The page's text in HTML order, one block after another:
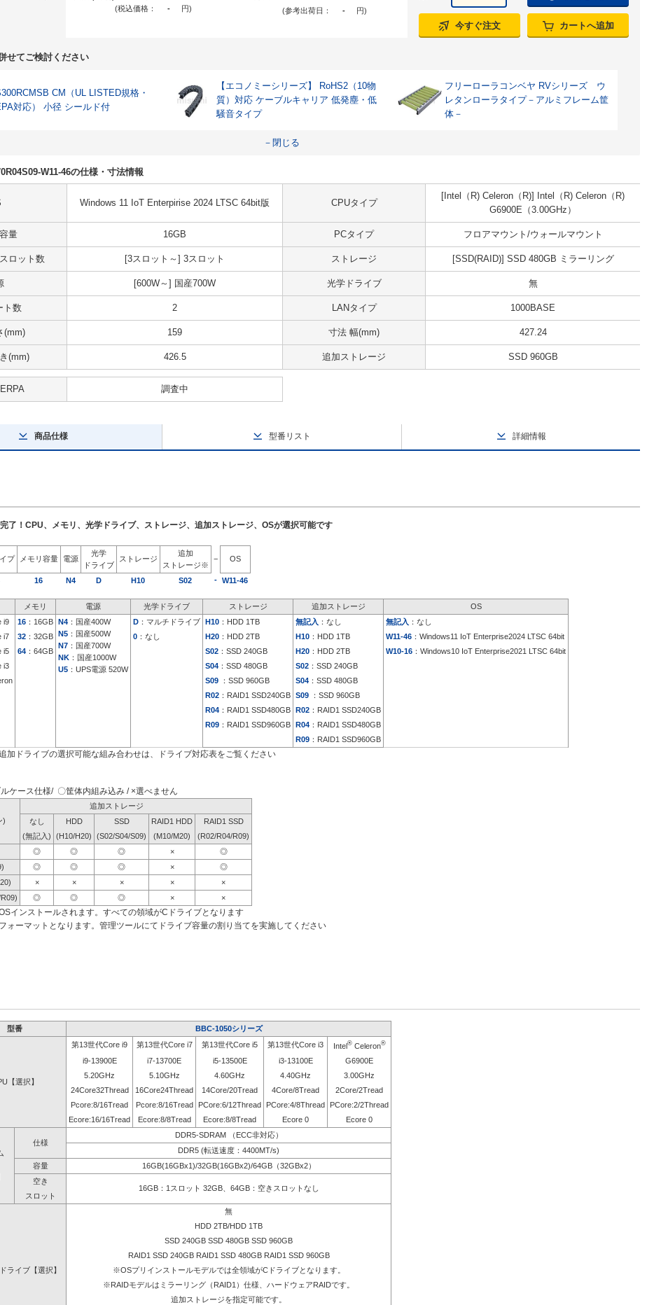
(税込価格： - 円) (参考出荷日： - 円)
今すぐ注文 カートへ追加
せてご検討ください
CM（UL LISTED規格・
対応） 小径 シールド付
【エコノミーシリーズ】 RoHS2（10物
質）対応 ケーブルキャリア 低発塵・低
騒音タイプ
フリーローラコンベヤ RVシリーズ ウ
レタンローラタイプ－アルミフレーム筐
体－
－閉じる
W11-46の仕様・寸法情報
Windows 11 IoT Enterpirise 2024 LTSC 64bit版 CPUタイプ
[Intel（R) Celeron（R)] Intel（R) Celeron（R)
G6900E（3.00GHz）
量 16GB PCタイプ フロアマウント/ウォールマウント
ロット数 [3スロット～] 3スロット ストレージ [SSD(RAID)] SSD 480GB ミラーリング
[600W～] 国産700W 光学ドライブ 無
ト数 2 LANタイプ 1000BASE
(mm) 159 寸法 幅(mm) 427.24
(mm) 426.5 追加ストレージ SSD 960GB
調査中
商品仕様 型番リスト 詳細情報
了！CPU、メモリ、光学ドライブ、ストレージ、追加ストレージ、OSが選択可能です
プ メモリ容量 電源
光学
ドライブ
ストレージ
追加
ストレージ※
− OS
16 N4 D H10 S02 - W11-46
メモリ 電源 光学ドライブ ストレージ 追加ストレージ OS
i9 16 ：16GB N4 ：国産400W
N5 ：国産500W
N7 ：国産700W
NK ：国産1000W
U5 ：UPS電源 520W
D ：マルチドライブ H10 ：HDD 1TB 無記入 ：なし 無記入 ：なし
i7 32 ：32GB 0 ：なし H20 ：HDD 2TB H10 ：HDD 1TB W11-46 ：Windows11 IoT Enterprise2024 LTSC 64bit
i5 64 ：64GB S02 ：SSD 240GB H20 ：HDD 2TB W10-16 ：Windows10 IoT Enterprise2021 LTSC 64bit
i3 S04 ：SSD 480GB S02 ：SSD 240GB
S09 ：SSD 960GB S04 ：SSD 480GB
R02 ：RAID1 SSD240GB S09 ：SSD 960GB
R04 ：RAID1 SSD480GB R02 ：RAID1 SSD240GB
R09 ：RAID1 SSD960GB R04 ：RAID1 SSD480GB
R09 ：RAID1 SSD960GB
加ドライブの選択可能な組み合わせは、ドライブ対応表をご覧ください
ケース仕様/ 〇筐体内組み込み / ×選べません
追加ストレージ
)
なし HDD SSD RAID1 HDD
RAID1 SSD
(無記入)
(H10/H20) (S02/S04/S09) (M10/M20)
(R02/R04/R09)
◎ ◎ ◎ ×
◎
◎ ◎ ◎ ×
◎
× × × ×
×
◎ ◎ ◎ × ×
インストールされます。すべての領域がCドライブとなります
ォーマットとなります。管理ツールにてドライブ容量の割り当てを実施してください
型番 BBC-1050シリーズ
【選択】
第13世代Core i9 第13世代Core i7 第13世代Core i5 第13世代Core i3 Intel®Celeron®
i9-13900E i7-13700E i5-13500E i3-13100E
G6900E
5.20GHz
5.10GHz 4.60GHz 4.40GHz
3.00GHz
24Core32Thread
16Core24Thread 14Core/20Tread 4Core/8Tread
2Core/2Tread
Pcore:8/16Tread
Pcore:8/16Tread PCore:6/12Thread PCore:4/8Thread
PCore:2/2Thread
Ecore:16/16Tread
Ecore:8/8Tread Ecore:8/8Tread Ecore 0 Ecore 0
仕様
DDR5-SDRAM （ECC非対応）
DDR5 (転送速度：4400MT/s)
容量
16GB(16GBx1)/32GB(16GBx2)/64GB（32GBx2）
空き
16GB：1スロット 32GB、64GB：空きスロットなし
スロット
ライブ【選択】
無
HDD 2TB/HDD 1TB
SSD 240GB SSD 480GB SSD 960GB
RAID1 SSD 240GB RAID1 SSD 480GB RAID1 SSD 960GB
※OSプリインストールモデルでは全領域がCドライブとなります。
※RAIDモデルはミラーリング（RAID1）仕様、ハードウェアRAIDです。
追加ストレージを指定可能です。